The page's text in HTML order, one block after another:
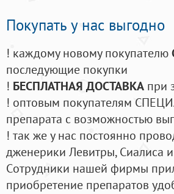
Покупать у нас выгодно
! каждому новому покупателю
последующие покупки
! БЕСПЛАТНАЯ ДОСТАВКА при
! оптовым покупателям
препарата с возможностью
! так же у нас постоянно
дженерики Левитры, Сиалиса
Cотрудники нашей фирмы
приобретение препаратов